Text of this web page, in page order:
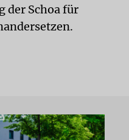
der Schoa für